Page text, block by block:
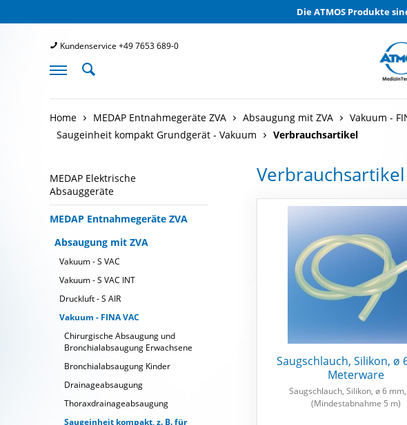
Die ATMOS Produkte
Kundenservice +49 7653 689-0
Home MEDAP Entnahmegeräte ZVA Absaugung mit ZVA Vakuum -
Saugeinheit kompakt Grundgerät - Vakuum
Verbrauchsartikel
- Vakuum
MEDAP Elektrische
Absauggeräte
MEDAP Entnahmegeräte ZVA
Absaugung mit ZVA
Vakuum - S VAC
Vakuum - S VAC INT
Druckluft - S AIR
Vakuum - FINA VAC
Chirurgische Absaugung und
Bronchialabsaugung Erwachsene
Bronchialabsaugung Kinder
Drainageabsaugung
Thoraxdrainageabsaugung
Saugeinheit kompakt, z. B. für
Verbrauchsartikel
Saugschlauch, Silikon, ø
Meterware
Saugschlauch, Silikon, ø 6
(Mindestabnahme 5 m)